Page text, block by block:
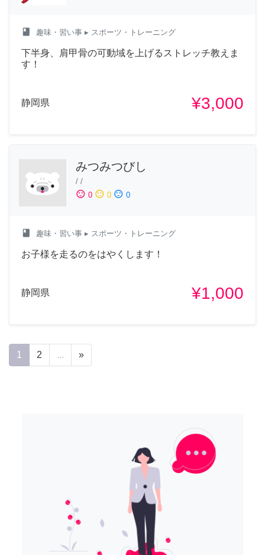
class 趣味・習い事 ▸ スポーツ・トレーニング
下半身、肩甲骨の可動域を上げるストレッチ教えま
す！
静岡県 ¥3,000
みつみつびし
/ /
sentiment_satisfied 0 sentiment_neutral 0 sentiment_dissatisfied 0
class 趣味・習い事 ▸ スポーツ・トレーニング
お子様を走るのをはやくします！
静岡県 ¥1,000
1 2 ... »